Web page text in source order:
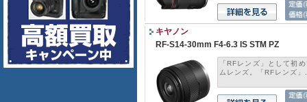
キヤノン
RF-S14-30mm F4-6.3 IS STM PZ
「RFレンズ」として初
ムレンズ。「RFレンズ